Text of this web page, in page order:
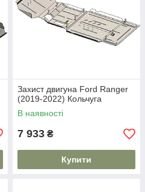
Захист двигуна Ford Ranger
(2019-2022) Кольчуга
В наявності
7 933 ₴
Купити